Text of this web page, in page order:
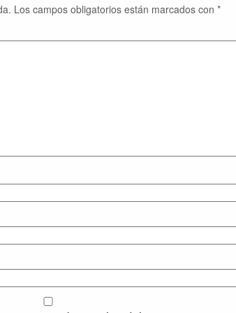
Los campos obligatorios están marcados con *